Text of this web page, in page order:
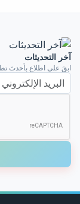
آخر التحديثات
ابقَ على اطلاعٍ بأحدث